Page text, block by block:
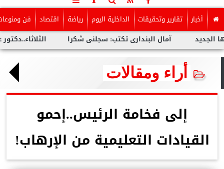
أخبار تقارير وتحقيقات الداخلية اليوم رياضة اقتصاد فن
الثلاثاء..دكتور عمرو آمال البندارى تكتب: سجلنى شكرا
أراء ومقالات
إلى فخامة الرئيس..إحمو
القيادات التعليمية من الإرهاب!